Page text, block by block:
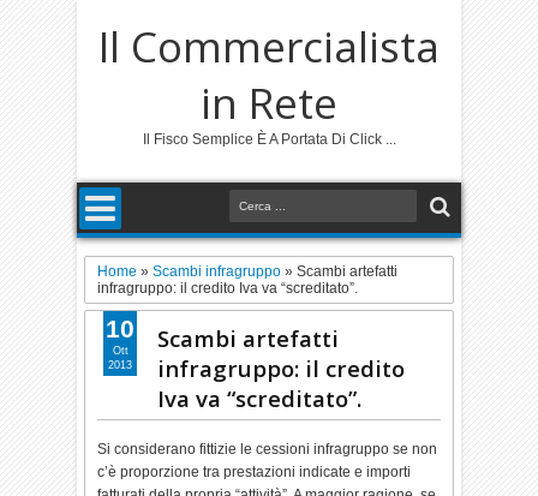
Il Commercialista
in Rete
Il Fisco Semplice È A Portata Di Click ...
Home »Scambi infragruppo »Scambi artefatti
infragruppo: il credito Iva va “screditato”.
Scambi artefatti
infragruppo: il credito
Iva va “screditato”.
Si considerano fittizie le cessioni infragruppo se non
c’è proporzione tra prestazioni indicate e importi
10
Ott
2013